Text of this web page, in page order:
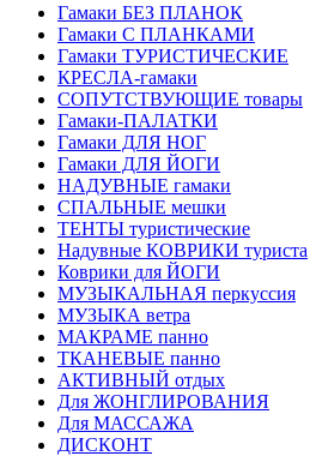
Гамаки БЕЗ ПЛАНОК
Гамаки С ПЛАНКАМИ
Гамаки ТУРИСТИЧЕСКИЕ
КРЕСЛА-гамаки
СОПУТСТВУЮЩИЕ товары
Гамаки-ПАЛАТКИ
Гамаки ДЛЯ НОГ
Гамаки ДЛЯ ЙОГИ
НАДУВНЫЕ гамаки
СПАЛЬНЫЕ мешки
ТЕНТЫ туристические
Надувные КОВРИКИ туриста
Коврики для ЙОГИ
МУЗЫКАЛЬНАЯ перкуссия
МУЗЫКА ветра
МАКРАМЕ панно
ТКАНЕВЫЕ панно
АКТИВНЫЙ отдых
Для ЖОНГЛИРОВАНИЯ
Для МАССАЖА
ДИСКОНТ